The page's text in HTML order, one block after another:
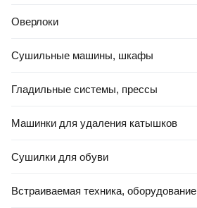
Оверлоки
Сушильные машины, шкафы
Гладильные системы, прессы
Машинки для удаления катышков
Сушилки для обуви
Встраиваемая техника, оборудование